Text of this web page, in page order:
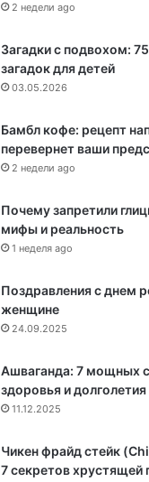
2 недели ago
Загадки с подвохом:
загадок для детей
03.05.2026
Бамбл кофе: рецепт
перевернет ваши
2 недели ago
Почему запретили
мифы и реальность
1 неделя ago
Поздравления с днем
женщине
24.09.2025
Ашваганда: 7 мощных
здоровья и долголетия
11.12.2025
Чикен фрайд стейк
7 секретов хрустящей